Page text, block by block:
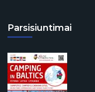
Parsisiuntimai